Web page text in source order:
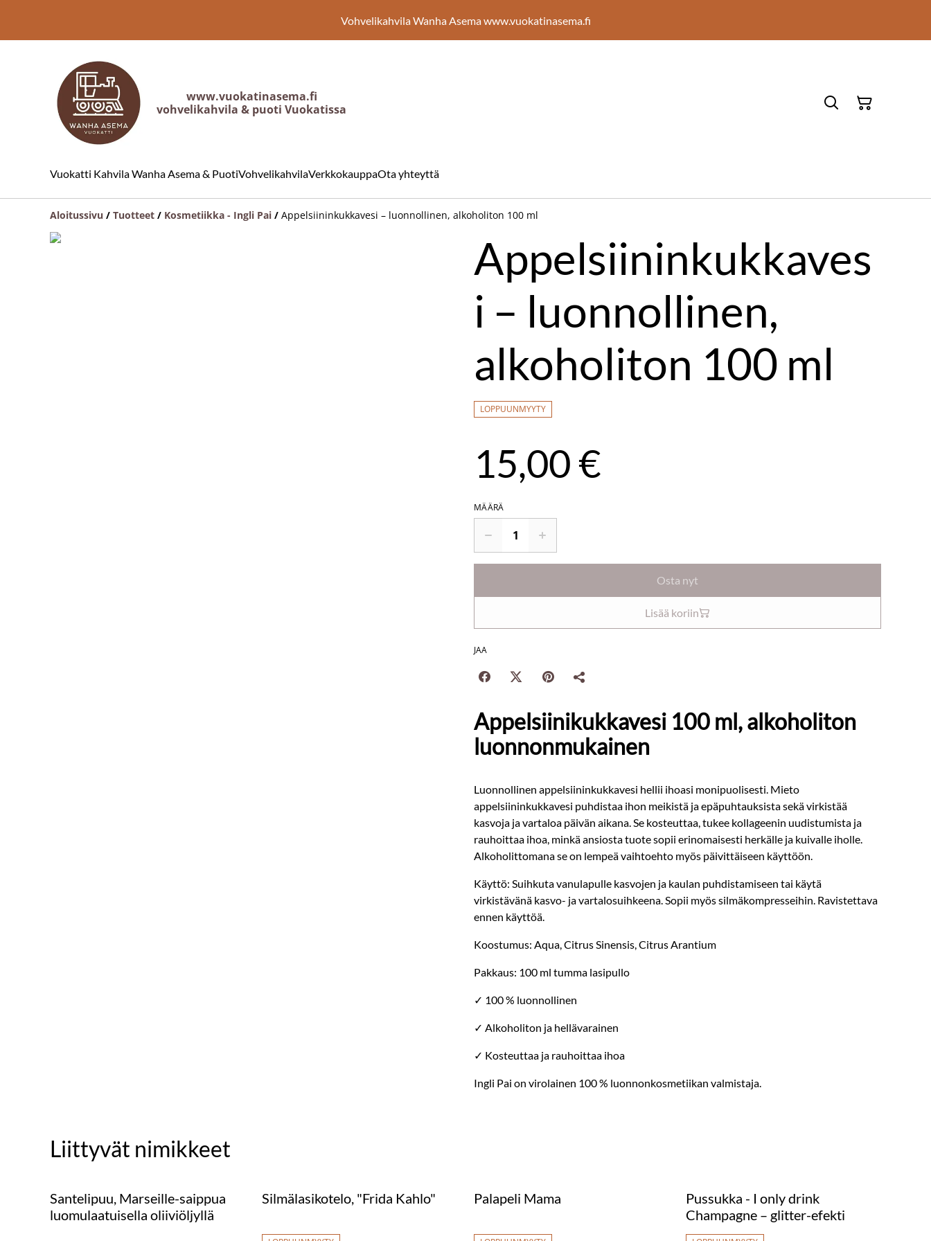
Vohvelikahvila Wanha Asema www.vuokatinasema.fi
www.vuokatinasema.fi
vohvelikahvila & puoti Vuokatissa
Vuokatti Kahvila Wanha Asema & PuotiVohvelikahvilaVerkkokauppaOta yhteyttä
Aloitussivu / Tuotteet / Kosmetiikka - Ingli Pai / Appelsiininkukkavesi – luonnollinen, alkoholiton 100 ml
Appelsiininkukkaves
i – luonnollinen,
alkoholiton 100 ml
LOPPUUNMYYTY
15,00 €
MÄÄRÄ
Osta nyt
Lisää koriin
JAA
Appelsiinikukkavesi 100 ml, alkoholiton
luonnonmukainen
Luonnollinen appelsiininkukkavesi hellii ihoasi monipuolisesti. Mieto
appelsiininkukkavesi puhdistaa ihon meikistä ja epäpuhtauksista sekä virkistää
kasvoja ja vartaloa päivän aikana. Se kosteuttaa, tukee kollageenin uudistumista ja
rauhoittaa ihoa, minkä ansiosta tuote sopii erinomaisesti herkälle ja kuivalle iholle.
Alkoholittomana se on lempeä vaihtoehto myös päivittäiseen käyttöön.
Käyttö: Suihkuta vanulapulle kasvojen ja kaulan puhdistamiseen tai käytä
virkistävänä kasvo- ja vartalosuihkeena. Sopii myös silmäkompresseihin. Ravistettava
ennen käyttöä.
Koostumus: Aqua, Citrus Sinensis, Citrus Arantium
Pakkaus: 100 ml tumma lasipullo
✓ 100 % luonnollinen
✓ Alkoholiton ja hellävarainen
✓ Kosteuttaa ja rauhoittaa ihoa
Ingli Pai on virolainen 100 % luonnonkosmetiikan valmistaja.
Liittyvät nimikkeet
Santelipuu, Marseille-saippua
luomulaatuisella oliiviöljyllä
Silmälasikotelo, "Frida Kahlo" Palapeli Mama
Pussukka - I only drink
Champagne – glitter-efekti